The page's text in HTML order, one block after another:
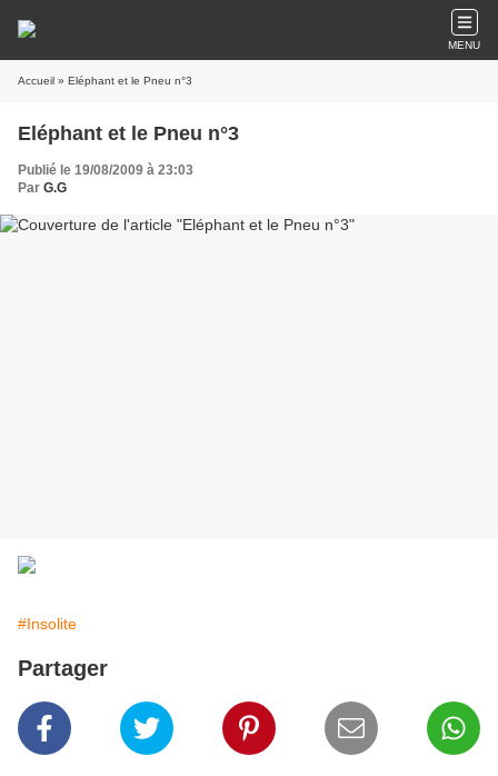
MENU
Accueil » Eléphant et le Pneu n°3
Eléphant et le Pneu n°3
Publié le 19/08/2009 à 23:03
Par G.G
#Insolite
Partager